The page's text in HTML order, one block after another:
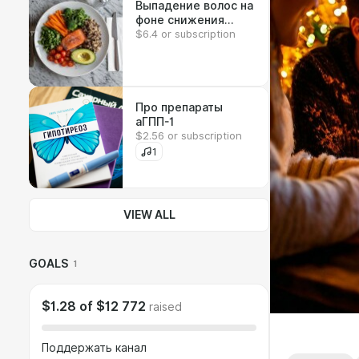
Выпадение волос на
фоне снижения
веса. Мой протокол
$6.4 or subscription
Про препараты
аГПП-1
$2.56 or subscription
1
VIEW ALL
GOALS 1
$1.28 of $12 772 raised
Поддержать канал